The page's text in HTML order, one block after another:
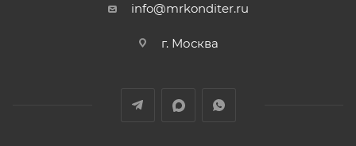
info@mrkonditer.ru
г. Москва